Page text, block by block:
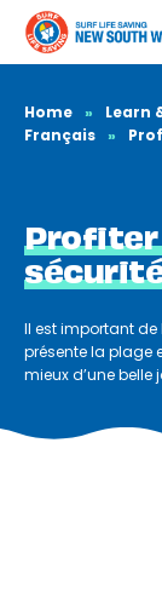
Home » Learn
Français
»
Profiter
Il est important
présente la plage
mieux d’une belle